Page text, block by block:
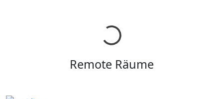
Remote Räume